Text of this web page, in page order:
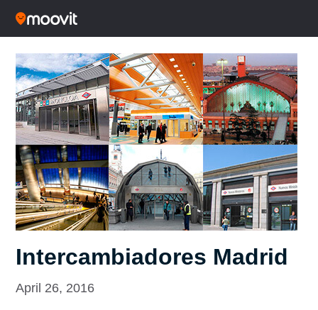
Intercambiadores Madrid
April 26, 2016